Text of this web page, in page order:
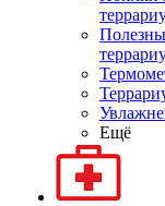
Ещё